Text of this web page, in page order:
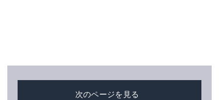
次のページを見る